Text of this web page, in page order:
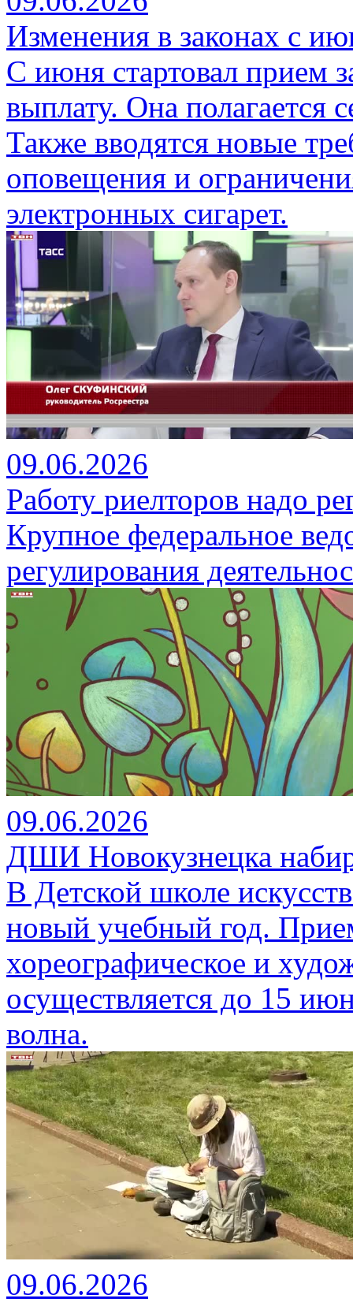
Изменения в законах с
С июня стартовал прием
выплату. Она
Также вводятся новые
оповещения и
электронных сигарет.
09.06.2026
Работу риелторов надо
Крупное федеральное
регулирования
09.06.2026
ДШИ Новокузнецка
В Детской школе
новый учебный год.
хореографическое и
осуществляется до 15
волна.
09.06.2026